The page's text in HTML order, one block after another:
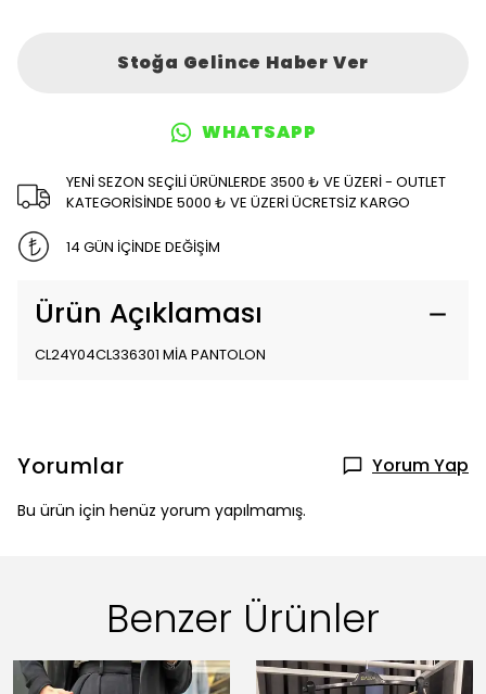
Stoğa Gelince Haber Ver
WHATSAPP
YENİ SEZON SEÇİLİ ÜRÜNLERDE 3500 ₺ VE ÜZERİ - OUTLET
KATEGORİSİNDE 5000 ₺ VE ÜZERİ ÜCRETSİZ KARGO
14 GÜN İÇİNDE DEĞİŞİM
Ürün Açıklaması
CL24Y04CL336301 MİA PANTOLON
Yorumlar Yorum Yap
Bu ürün için henüz yorum yapılmamış.
Benzer Ürünler